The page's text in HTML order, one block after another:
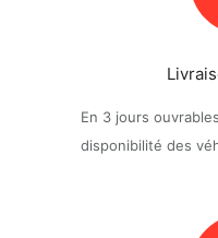
En 3 jours
disponibilité des